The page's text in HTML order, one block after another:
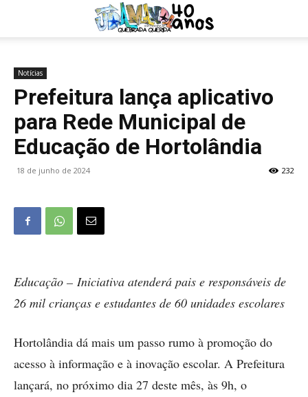
Notícias
Prefeitura lança aplicativo
para Rede Municipal de
Educação de Hortolândia
18 de junho de 2024 232
Educação – Iniciativa atenderá pais e responsáveis de
26 mil crianças e estudantes de 60 unidades escolares
Hortolândia dá mais um passo rumo à promoção do
acesso à informação e à inovação escolar. A Prefeitura
lançará, no próximo dia 27 deste mês, às 9h, o